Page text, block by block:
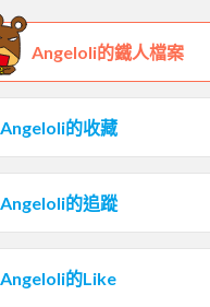
Angeloli的鐵人檔案
Angeloli的收藏
Angeloli的追蹤
Angeloli的Like